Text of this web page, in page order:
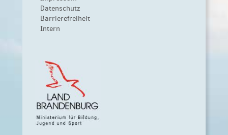
Datenschutz
Barrierefreiheit
Intern